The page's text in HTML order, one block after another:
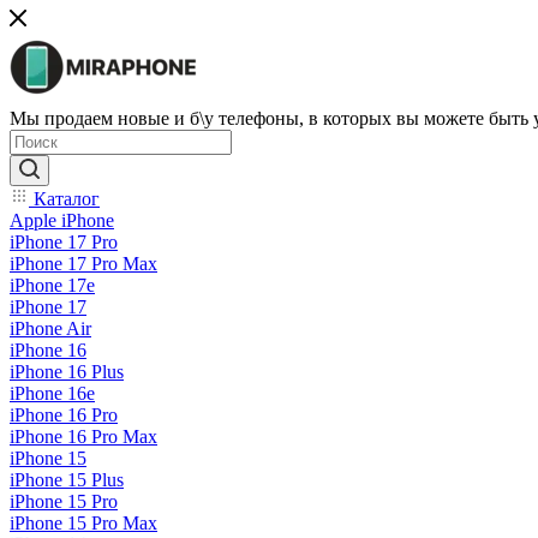
Мы продаем новые и б\у телефоны, в которых вы можете быть
Каталог
Apple iPhone
iPhone 17 Pro
iPhone 17 Pro Max
iPhone 17e
iPhone 17
iPhone Air
iPhone 16
iPhone 16 Plus
iPhone 16e
iPhone 16 Pro
iPhone 16 Pro Max
iPhone 15
iPhone 15 Plus
iPhone 15 Pro
iPhone 15 Pro Max